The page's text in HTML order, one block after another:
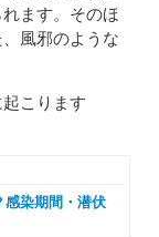
ます。そのほ
風邪のような
こります
感染期間・潜伏